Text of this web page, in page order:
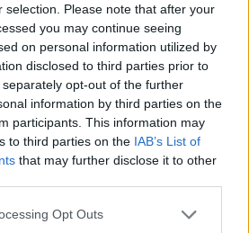
selection. Please note that after your
you may continue seeing
on personal information utilized by
disclosed to third parties prior to
opt-out of the further
information by third parties on the
participants. This information may
to third parties on the IAB’s List of
that may further disclose it to other
Opt Outs
ipar novemberben, a
viszont a vártnál is
lassult.
szerdán közzétett adatai szerint
3,8 százalékkal növekedett
3,6 százalékos bővülést
hogy tavaly áprilistól kezdve a